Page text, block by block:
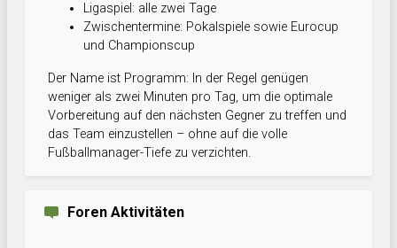
Ligaspiel: alle zwei Tage
Zwischentermine: Pokalspiele sowie Eurocup
und Championscup
Der Name ist Programm: In der Regel genügen
weniger als zwei Minuten pro Tag, um die optimale
Vorbereitung auf den nächsten Gegner zu treffen und
das Team einzustellen – ohne auf die volle
Fußballmanager-Tiefe zu verzichten.
Foren Aktivitäten